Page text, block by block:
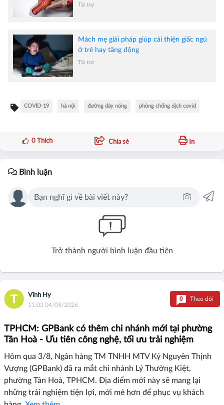
Tài trợ
Mách mẹ giải pháp giúp cải thiện giấc ngủ
ở trẻ hay tăng động
Tài trợ
COVID-19 hà nội đường dây nóng phòng chống dịch covid
0Thích Chia sẻ In
Bình luận
Trở thành người bình luận đầu tiên
Vĩnh Hy
11:03 04/08/2026
0 Theo dõi
TPHCM: GPBank có thêm chi nhánh mới tại phường
Tân Hoà - Ưu tiên công nghệ, tối ưu trải nghiệm
Hôm qua 3/8, Ngân hàng TM TNHH MTV Kỷ Nguyên Thịnh
Vượng (GPBank) đã ra mắt chi nhánh Lý Thường Kiệt,
phường Tân Hoà, TPHCM. Địa điểm mới này sẽ mang lại
những trải nghiệm tiện lợi, mới mẻ hơn để phục vụ khách